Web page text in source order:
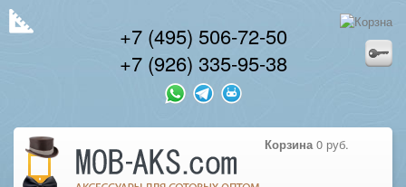
+7 (495) 506-72-50
+7 (926) 335-95-38
Корзина 0 руб.